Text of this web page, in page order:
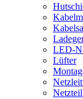
LED-
Lüfter